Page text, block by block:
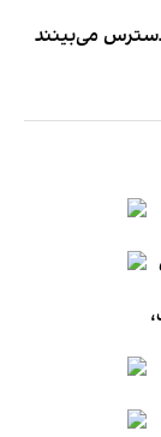
دسترس می‌بینند